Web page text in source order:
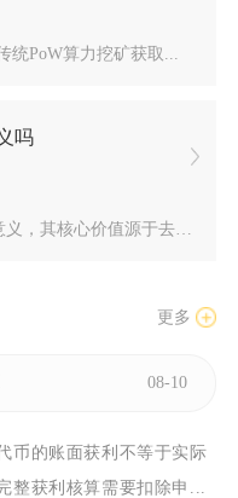
PoW算力挖矿获取...
吗
价值源于去中心化的技术架...
更多
08-10
币的账面获利不等于实际
整获利核算需要扣除申...